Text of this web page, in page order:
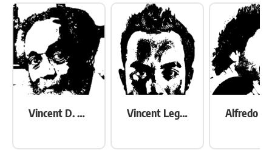
Vincent D. Smith Vincent Legeay